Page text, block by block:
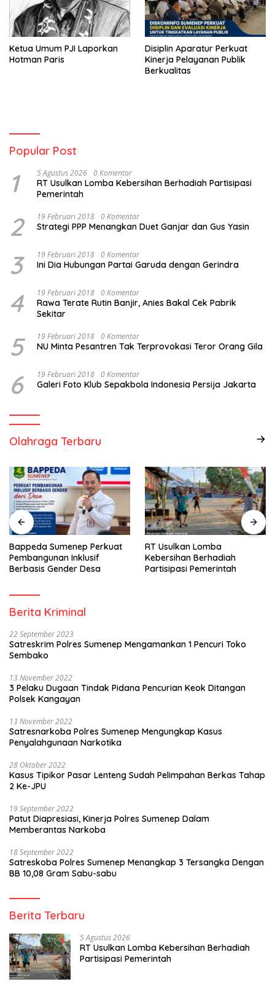
Ketua Umum PJI Laporkan
Hotman Paris
Disiplin Aparatur Perkuat
Kinerja Pelayanan Publik
Berkualitas
Popular Post
1 5 Agustus 2026 0 Komentar
RT Usulkan Lomba Kebersihan Berhadiah Partisipasi
Pemerintah
2 19 Februari 2018 0 Komentar
Strategi PPP Menangkan Duet Ganjar dan Gus Yasin
3 19 Februari 2018 0 Komentar
Ini Dia Hubungan Partai Garuda dengan Gerindra
4 19 Februari 2018 0 Komentar
Rawa Terate Rutin Banjir, Anies Bakal Cek Pabrik
Sekitar
5 19 Februari 2018 0 Komentar
NU Minta Pesantren Tak Terprovokasi Teror Orang Gila
6 19 Februari 2018 0 Komentar
Galeri Foto Klub Sepakbola Indonesia Persija Jakarta
Olahraga Terbaru
Bappeda Sumenep Perkuat
Pembangunan Inklusif
Berbasis Gender Desa
RT Usulkan Lomba
Kebersihan Berhadiah
Partisipasi Pemerintah
Berita Kriminal
22 September 2023
Satreskrim Polres Sumenep Mengamankan 1 Pencuri Toko
Sembako
13 November 2022
3 Pelaku Dugaan Tindak Pidana Pencurian Keok Ditangan
Polsek Kangayan
13 November 2022
Satresnarkoba Polres Sumenep Mengungkap Kasus
Penyalahgunaan Narkotika
28 Oktober 2022
Kasus Tipikor Pasar Lenteng Sudah Pelimpahan Berkas Tahap
2 Ke-JPU
19 September 2022
Patut Diapresiasi, Kinerja Polres Sumenep Dalam
Memberantas Narkoba
18 September 2022
Satreskoba Polres Sumenep Menangkap 3 Tersangka Dengan
BB 10,08 Gram Sabu-sabu
Berita Terbaru
5 Agustus 2026
RT Usulkan Lomba Kebersihan Berhadiah
Partisipasi Pemerintah